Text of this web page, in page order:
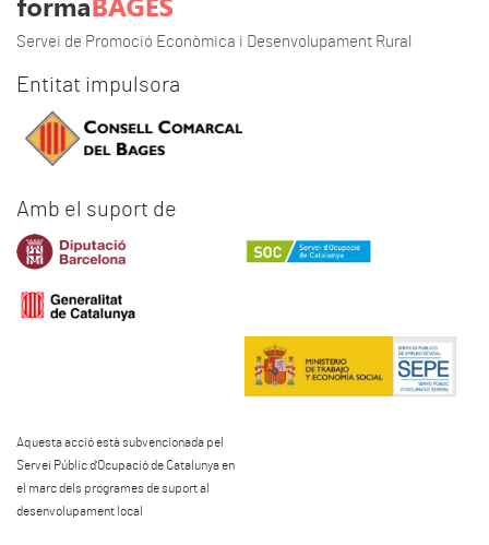
Servei de Promoció Econòmica i Desenvolupament Rural
Entitat impulsora
Amb el suport de
Aquesta acció està subvencionada pel
Servei Públic d'Ocupació de Catalunya en
el marc dels programes de suport al
desenvolupament local